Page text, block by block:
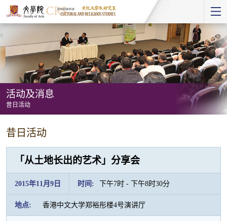
Start
main
Content
活动及消息
昔日活动
动昔日活动
「从土地长出的艺术」分享会
2015年11月9日 时间: 下午7时 - 下午8时30分
地点: 香港中文大学郑裕彤楼4号演讲厅